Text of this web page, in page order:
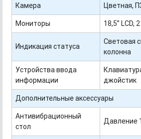
Камера
Цветная,
Мониторы
18,5” LCD,
Индикация статуса
Световая
колонна
Устройства ввода
информации
джойстик
Дополнительные аксессуары
Антивибрационный
стол
Давление